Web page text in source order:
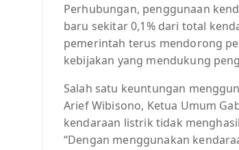
Perhubungan, penggunaan
baru sekitar 0,1% dari total
pemerintah terus mendorong
kebijakan yang mendukung
Salah satu keuntungan
Arief Wibisono, Ketua Umum
kendaraan listrik tidak
“Dengan menggunakan